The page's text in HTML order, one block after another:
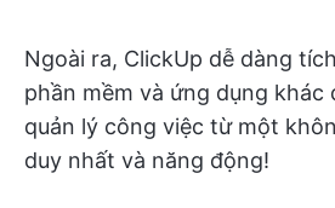
Ngoài ra, ClickUp dễ dàng
phần mềm và ứng dụng khác
quản lý công việc từ một
duy nhất và năng động!